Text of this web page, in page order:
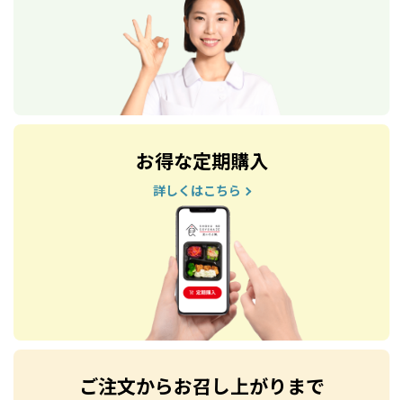
お得な定期購入
詳しくはこちら
ご注文からお召し上がりまで